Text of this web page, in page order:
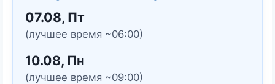
07.08, Пт
(лучшее время ~06:00)
10.08, Пн
(лучшее время ~09:00)